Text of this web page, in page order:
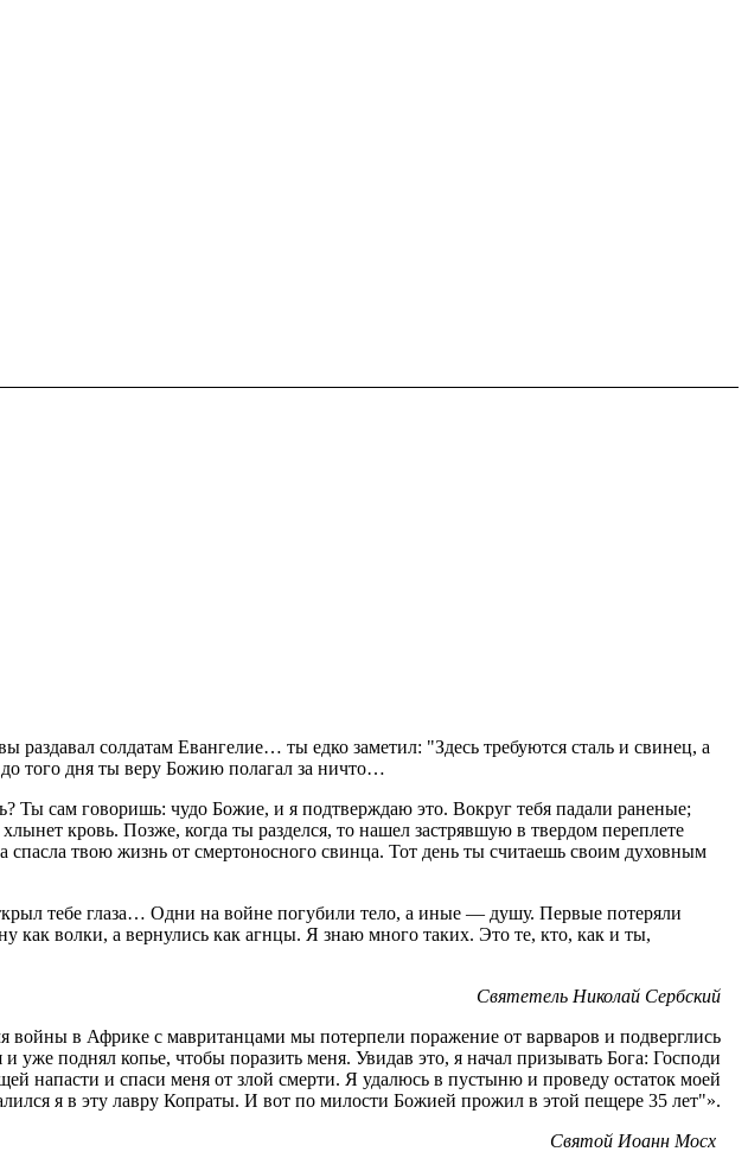
солдатам Евангелие… ты едко заметил: "Здесь требуются сталь и свинец, а
до того дня ты веру Божию полагал за ничто…
сам говоришь: чудо Божие, и я подтверждаю это. Вокруг тебя падали раненые;
кровь. Позже, когда ты разделся, то нашел застрявшую в твердом переплете
твою жизнь от смертоносного свинца. Тот день ты считаешь своим духовным
тебе глаза… Одни на войне погубили тело, а иные — душу. Первые потеряли
волки, а вернулись как агнцы. Я знаю много таких. Это те, кто, как и ты,
Святетель Николай Сербский
в Африке с мавританцами мы потерпели поражение от варваров и подверглись
поднял копье, чтобы поразить меня. Увидав это, я начал призывать Бога: Господи
напасти и спаси меня от злой смерти. Я удалюсь в пустыню и проведу остаток моей
я в эту лавру Копраты. И вот по милости Божией прожил в этой пещере 35 лет"».
Святой Иоанн Мосх